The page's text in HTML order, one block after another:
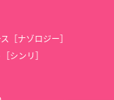
［ナゾロジー］
シンリ］